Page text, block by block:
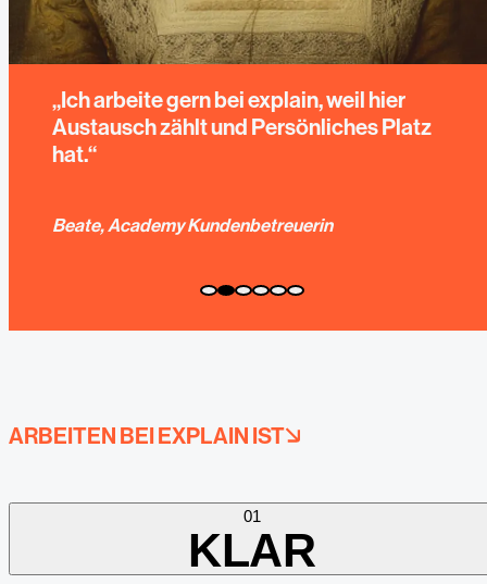
„Ich arbeite gern bei explain, weil hier
Austausch zählt und Persönliches Platz
hat.“
Beate, Academy Kundenbetreuerin
ARBEITEN BEI EXPLAIN IST
01
KLAR